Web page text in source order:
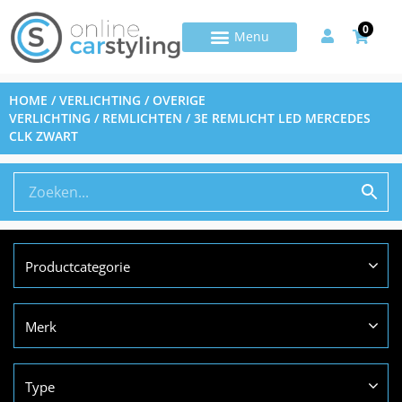
0
HOME /VERLICHTING /OVERIGE
VERLICHTING / REMLICHTEN / 3E REMLICHT LED MERCEDES
CLK ZWART
Productcategorie
Merk
Type